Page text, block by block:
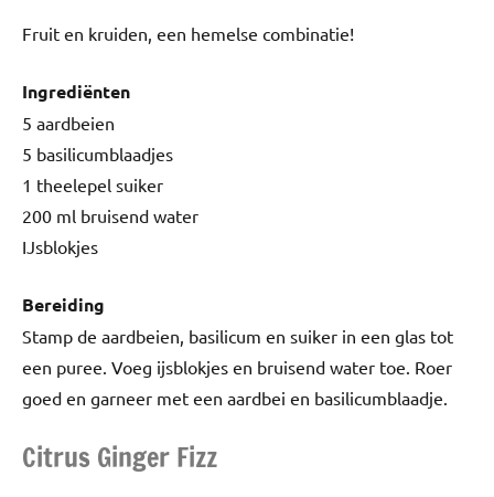
Fruit en kruiden, een hemelse combinatie!
Ingrediënten
5 aardbeien
5 basilicumblaadjes
1 theelepel suiker
200 ml bruisend water
IJsblokjes
Bereiding
Stamp de aardbeien, basilicum en suiker in een glas tot
een puree. Voeg ijsblokjes en bruisend water toe. Roer
goed en garneer met een aardbei en basilicumblaadje.
Citrus Ginger Fizz